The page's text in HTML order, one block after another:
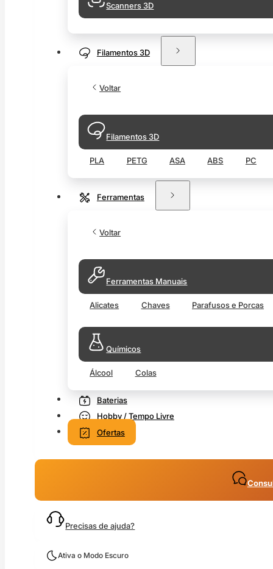
Scanners 3D
Filamentos 3D
Voltar
Filamentos 3D
PLA PETG ASA ABS PC
Ferramentas
Voltar
Ferramentas Manuais
Alicates Chaves Parafusos e Porcas
Químicos
Álcool Colas
Baterias
Hobby / Tempo Livre
Ofertas
Precisas de ajuda?
Ativa o Modo Escuro